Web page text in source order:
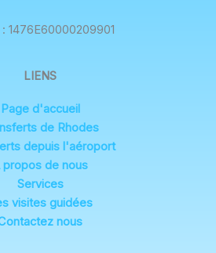
1476E60000209901
LIENS
Page d'accueil
de Rhodes
depuis l'aéroport
propos de nous
Services
visites guidées
nous